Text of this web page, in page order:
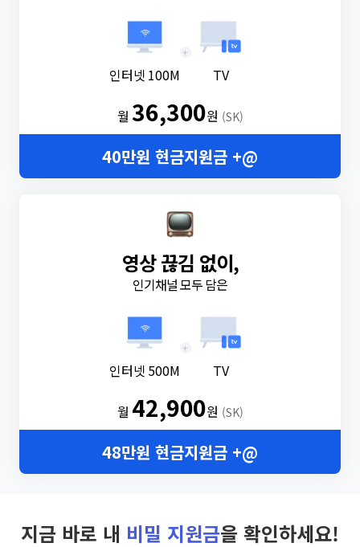
인터넷 100M
+
TV
월36,300원 (SK)
40만원 현금지원금 +@
영상 끊김 없이,
인기채널 모두 담은
인터넷 500M
+
TV
월 42,900원 (SK)
48만원 현금지원금 +@
지금 바로 내 비밀 지원금을 확인하세요!